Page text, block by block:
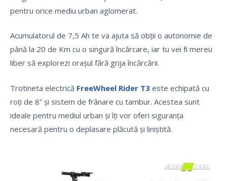
pentru orice mediu urban aglomerat.
Acumulatorul de 7,5 Ah te va ajuta să obții o autonomie de
până la 20 de Km cu o singură încărcare, iar tu vei fi mereu
liber să explorezi orașul fără grija încărcării.
Trotineta electrică FreeWheel Rider T3 este echipată cu
roți de 8” și sistem de frânare cu tambur. Acestea sunt
ideale pentru mediul urban și îți vor oferi siguranța
necesară pentru o deplasare plăcută și liniștită.